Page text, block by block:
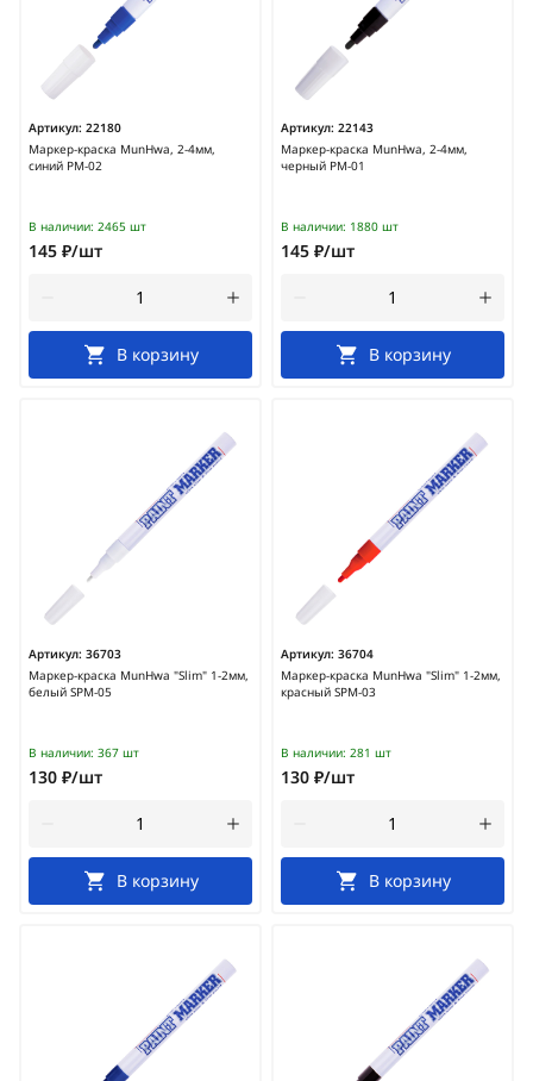
Артикул: 22180
Маркер-краска MunHwa, 2-4мм,
синий PM-02
В наличии: 2465 шт
145 ₽/шт
В корзину
Артикул: 22143
Маркер-краска MunHwa, 2-4мм,
черный PM-01
В наличии: 1880 шт
145 ₽/шт
В корзину
Артикул: 36703
Маркер-краска MunHwa "Slim" 1-2мм,
белый SPM-05
В наличии: 367 шт
130 ₽/шт
В корзину
Артикул: 36704
Маркер-краска MunHwa "Slim" 1-2мм,
красный SPM-03
В наличии: 281 шт
130 ₽/шт
В корзину